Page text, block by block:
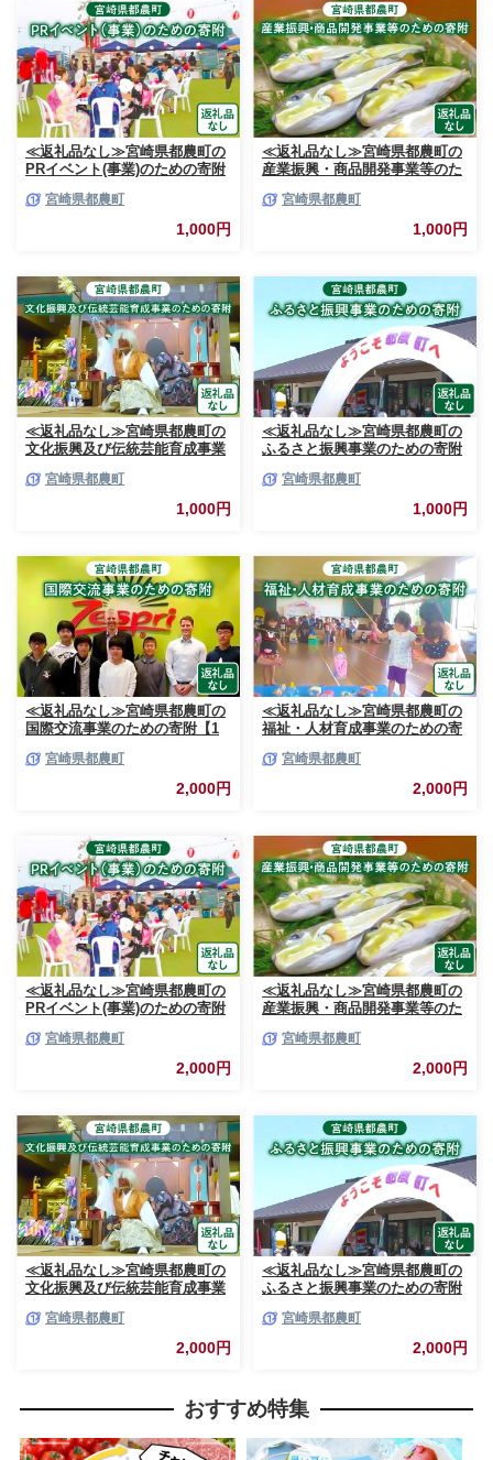
≪返礼品なし≫宮崎県都農町の
PRイベント(事業)のための寄附
宮崎県都農町
1,000円
≪返礼品なし≫宮崎県都農町の
産業振興・商品開発事業等のた
005-01宮崎県都農町
1,000円
≪返礼品なし≫宮崎県都農町の
文化振興及び伝統芸能育成事業
T000-006-01
宮崎県都農町
1,000円
≪返礼品なし≫宮崎県都農町の
ふるさと振興事業のための寄附
宮崎県都農町
1,000円
≪返礼品なし≫宮崎県都農町の
国際交流事業のための寄附【1
宮崎県都農町
2,000円
≪返礼品なし≫宮崎県都農町の
福祉・人材育成事業のための寄
宮崎県都農町
2,000円
≪返礼品なし≫宮崎県都農町の
PRイベント(事業)のための寄附
宮崎県都農町
2,000円
≪返礼品なし≫宮崎県都農町の
産業振興・商品開発事業等のた
005-02宮崎県都農町
2,000円
≪返礼品なし≫宮崎県都農町の
文化振興及び伝統芸能育成事業
T000-006-02
宮崎県都農町
2,000円
≪返礼品なし≫宮崎県都農町の
ふるさと振興事業のための寄附
宮崎県都農町
2,000円
おすすめ特集